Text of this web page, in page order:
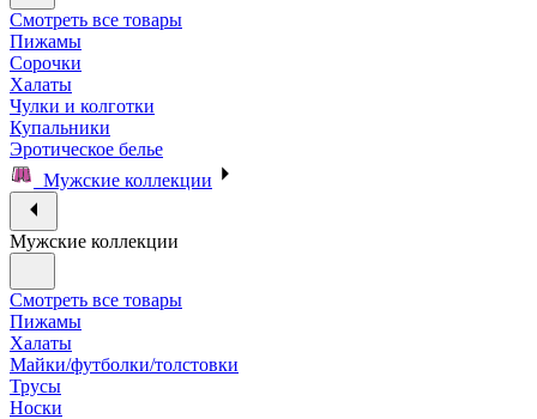
Смотреть все товары
Пижамы
Сорочки
Халаты
Чулки и колготки
Купальники
Эротическое белье
Мужские коллекции
Мужские коллекции
Смотреть все товары
Пижамы
Халаты
Майки/футболки/толстовки
Трусы
Носки